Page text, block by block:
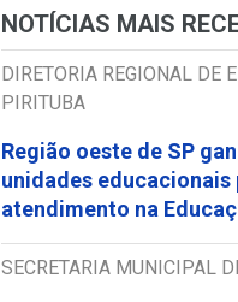
NOTÍCIAS MAIS
DIRETORIA REGIONAL DE
PIRITUBA
Região oeste de SP
unidades educacionais
atendimento na
SECRETARIA MUNICIPAL